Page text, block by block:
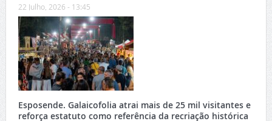
22 Julho, 2026 - 13:45
Esposende. Galaicofolia atrai mais de 25 mil visitantes e
reforça estatuto como referência da recriação histórica